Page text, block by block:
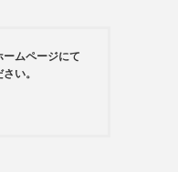
ームページにて
い。